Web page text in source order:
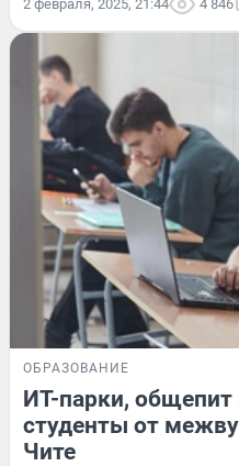
2 февраля, 2025, 21:44 4 846
ОБРАЗОВАНИЕ
ИТ-парки, общепит
студенты от
Чите